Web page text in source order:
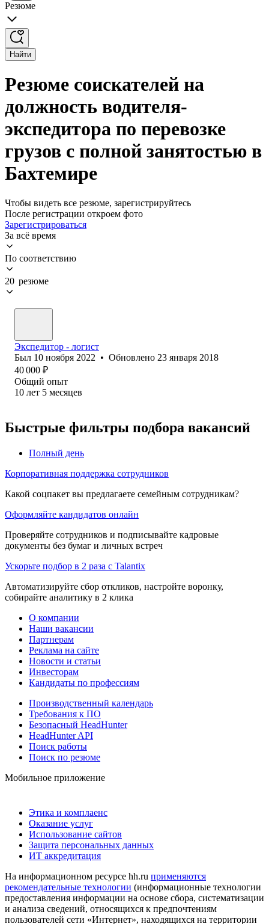
Резюме
Найти
Резюме соискателей на
должность водителя-
экспедитора по перевозке
грузов с полной занятостью в
Бахтемире
Чтобы видеть все резюме, зарегистрируйтесь
После регистрации откроем фото
Зарегистрироваться
За всё время
По соответствию
20 резюме
Экспедитор - логист
Был 10 ноября 2022 • Обновлено 23 января 2018
40 000 ₽
Общий опыт
10 лет 5 месяцев
Быстрые фильтры подбора вакансий
Полный день
Корпоративная поддержка сотрудников
Какой соцпакет вы предлагаете семейным сотрудникам?
Оформляйте кандидатов онлайн
Проверяйте сотрудников и подписывайте кадровые
документы без бумаг и личных встреч
Ускорьте подбор в 2 раза с Talantix
Автоматизируйте сбор откликов, настройте воронку,
собирайте аналитику в 2 клика
О компании
Наши вакансии
Партнерам
Реклама на сайте
Новости и статьи
Инвесторам
Кандидаты по профессиям
Производственный календарь
Требования к ПО
Безопасный HeadHunter
HeadHunter API
Поиск работы
Поиск по резюме
Мобильное приложение
Этика и комплаенс
Оказание услуг
Использование сайтов
Защита персональных данных
ИТ аккредитация
На информационном ресурсе hh.ru применяются
рекомендательные технологии (информационные технологии
предоставления информации на основе сбора, систематизации
и анализа сведений, относящихся к предпочтениям
пользователей сети «Интернет», находящихся на территории